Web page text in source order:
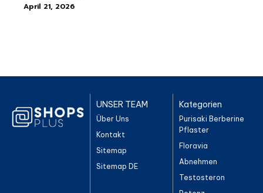
April 21, 2026
UNSER TEAM
Über Uns
Kontakt
Sitemap
Sitemap DE
Kategorien
Purisaki Berberine
Pflaster
Floravia
Abnehmen
Testosteron